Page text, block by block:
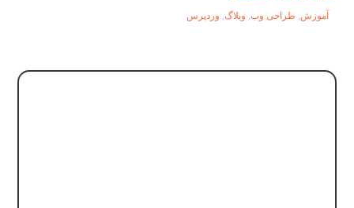
آموزش, طراحی وب, وبلاگ, وردپرس